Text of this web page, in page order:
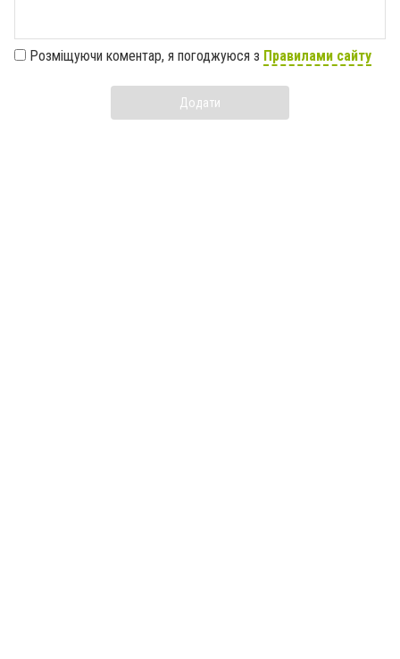
Розміщуючи коментар, я погоджуюся з Правилами сайту
Додати